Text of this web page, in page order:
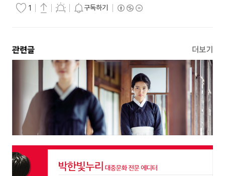
1 구독하기
관련글 더보기